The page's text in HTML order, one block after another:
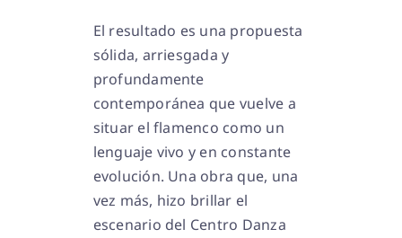
El resultado es una propuesta
sólida, arriesgada y
profundamente
contemporánea que vuelve a
situar el flamenco como un
lenguaje vivo y en constante
evolución. Una obra que, una
vez más, hizo brillar el
escenario del Centro Danza